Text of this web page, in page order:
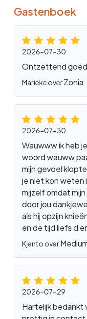
Gastenboek
2026-07-30
Ontzettend goed
Marieke overZonia
2026-07-30
Wauwww ik heb
woord wauww
mijn gevoel
je niet kon weten
mijzelf omdat
door jou
als hij opzijn
en de tijd liefs d
Kjento over
2026-07-29
Hartelijk bedankt